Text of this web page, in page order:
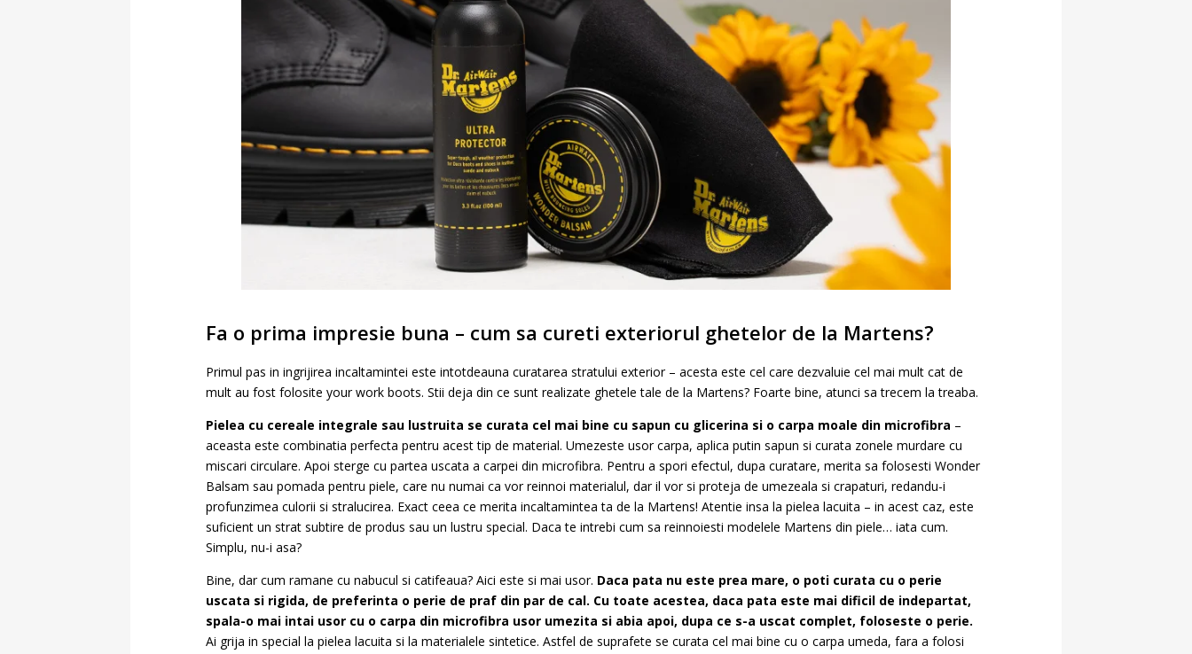
Fa o prima impresie buna – cum sa cureti exteriorul ghetelor de la Martens?
Primul pas in ingrijirea incaltamintei este intotdeauna curatarea stratului exterior – acesta este cel care dezvaluie cel mai mult cat de
mult au fost folosite your work boots. Stii deja din ce sunt realizate ghetele tale de la Martens? Foarte bine, atunci sa trecem la treaba.
Pielea cu cereale integrale sau lustruita se curata cel mai bine cu sapun cu glicerina si o carpa moale din microfibra –
aceasta este combinatia perfecta pentru acest tip de material. Umezeste usor carpa, aplica putin sapun si curata zonele murdare cu
miscari circulare. Apoi sterge cu partea uscata a carpei din microfibra. Pentru a spori efectul, dupa curatare, merita sa folosesti Wonder
Balsam sau pomada pentru piele, care nu numai ca vor reinnoi materialul, dar il vor si proteja de umezeala si crapaturi, redandu-i
profunzimea culorii si stralucirea. Exact ceea ce merita incaltamintea ta de la Martens! Atentie insa la pielea lacuita – in acest caz, este
suficient un strat subtire de produs sau un lustru special. Daca te intrebi cum sa reinnoiesti modelele Martens din piele… iata cum.
Simplu, nu-i asa?
Bine, dar cum ramane cu nabucul si catifeaua? Aici este si mai usor. Daca pata nu este prea mare, o poti curata cu o perie
uscata si rigida, de preferinta o perie de praf din par de cal. Cu toate acestea, daca pata este mai dificil de indepartat,
spala-o mai intai usor cu o carpa din microfibra usor umezita si abia apoi, dupa ce s-a uscat complet, foloseste o perie.
Ai grija in special la pielea lacuita si la materialele sintetice. Astfel de suprafete se curata cel mai bine cu o carpa umeda, fara a folosi